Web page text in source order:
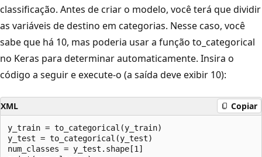
classificação. Antes de criar o modelo, você terá que dividir
as variáveis de destino em categorias. Nesse caso, você
sabe que há 10, mas poderia usar a função to_categorical
no Keras para determinar automaticamente. Insira o
código a seguir e execute-o (a saída deve exibir 10):
XML Copiar
y_train = to_categorical(y_train)
y_test = to_categorical(y_test)
num_classes = y_test.shape[1]